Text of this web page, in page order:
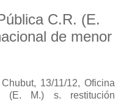
C.R. (E.
de menor
13/11/12, Oficina
(E. M.) s. restitución